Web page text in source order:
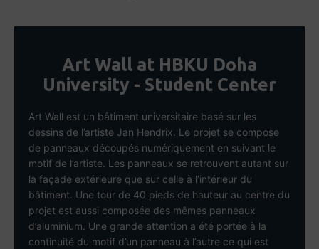
Art Wall at HBKU Doha
University - Student Center
Art Wall est un bâtiment universitaire basé sur les
dessins de l’artiste Jan Hendrix. Le projet se compose
de panneaux découpés numériquement en suivant le
motif de l’artiste. Les panneaux se retrouvent autant sur
la façade extérieure que sur celle à l’intérieur du
bâtiment. Une tour de 40 pieds de hauteur au centre du
projet est aussi composée des mêmes panneaux
d’aluminium. Une grande attention a été portée à la
continuité du motif d’un panneau à l’autre ce qui est